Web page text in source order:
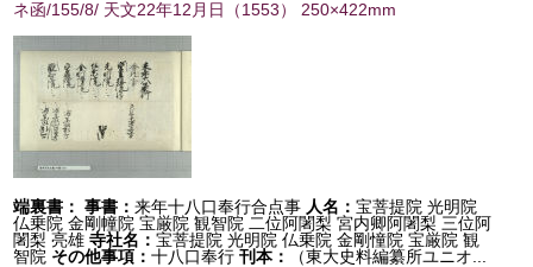
ネ函/155/8/ 天文22年12月日 （1553） 250×422mm
端裏書： 事書：来年十八口奉行合点事 人名：宝菩提院 光明院
仏乗院 金剛幢院 宝厳院 観智院 二位阿闍梨 宮内卿阿闍梨 三位阿
闍梨 亮雄 寺社名：宝菩提院 光明院 仏乗院 金剛憧院 宝厳院 観
智院 その他事項：十八口奉行刊本： （東大史料編纂所ユニオ...